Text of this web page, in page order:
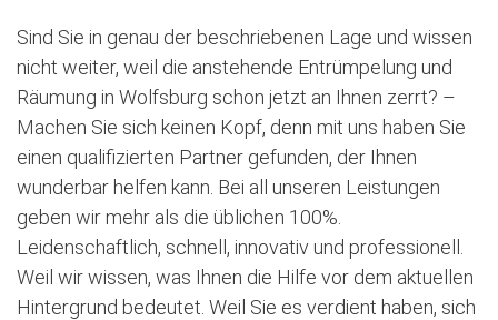
Sind Sie in genau der beschriebenen Lage und wissen
nicht weiter, weil die anstehende Entrümpelung und
Räumung in Wolfsburg schon jetzt an Ihnen zerrt? –
Machen Sie sich keinen Kopf, denn mit uns haben Sie
einen qualifizierten Partner gefunden, der Ihnen
wunderbar helfen kann. Bei all unseren Leistungen
geben wir mehr als die üblichen 100%.
Leidenschaftlich, schnell, innovativ und professionell.
Weil wir wissen, was Ihnen die Hilfe vor dem aktuellen
Hintergrund bedeutet. Weil Sie es verdient haben, sich